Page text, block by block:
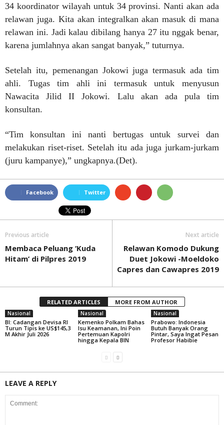
34 koordinator wilayah untuk 34 provinsi. Nanti akan ada
relawan juga. Kita akan integralkan akan masuk di mana
relawan ini. Jadi kalau dibilang hanya 27 itu nggak benar,
karena jumlahnya akan sangat banyak,” tuturnya.
Setelah itu, pemenangan Jokowi juga termasuk ada tim
ahli. Tugas tim ahli ini termasuk untuk menyusun
Nawacita Jilid II Jokowi. Lalu akan ada pula tim
konsultan.
“Tim konsultan ini nanti bertugas untuk survei dan
melakukan riset-riset. Setelah itu ada juga jurkam-jurkam
(juru kampanye),” ungkapnya.(Det).
Facebook Twitter
Previous article
Membaca Peluang ‘Kuda
Hitam’ di Pilpres 2019
Next article
Relawan Komodo Dukung
Duet Jokowi -Moeldoko
Capres dan Cawapres 2019
RELATED ARTICLES MORE FROM AUTHOR
Nasional
BI: Cadangan Devisa RI
Turun Tipis ke US$145,3
M Akhir Juli 2026
Nasional
Kemenko Polkam Bahas
Isu Keamanan, Ini Poin
Pertemuan Kapolri
hingga Kepala BIN
Nasional
Prabowo: Indonesia
Butuh Banyak Orang
Pintar, Saya Ingat Pesan
Profesor Habibie
LEAVE A REPLY